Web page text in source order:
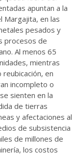
apuntan a la
Margajita, en las
pesados y
procesos de
Al menos 65
mientras
en
incompleto o
sienten en la
de tierras
y afectaciones al
de subsistencia
de millones de
los costos